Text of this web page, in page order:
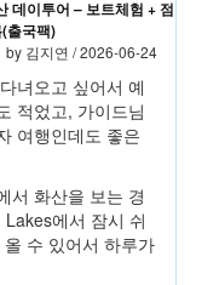
데이투어 – 보트체험 + 점
출국팩)
by 김지연 / 2026-06-24
녀오고 싶어서 예
적었고, 가이드님
여행인데도 좋은
서 화산을 보는 경
에서 잠시 쉬
수 있어서 하루가